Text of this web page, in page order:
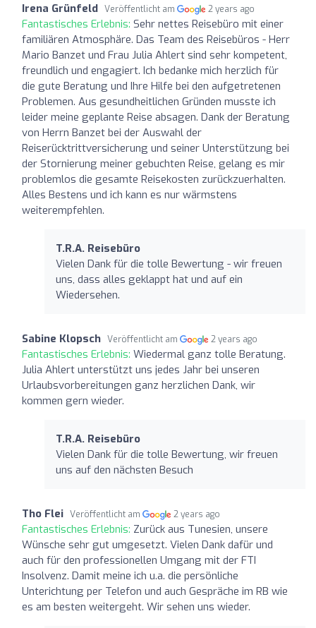
Irena Grünfeld Veröffentlicht am 2 years ago
Fantastisches Erlebnis: Sehr nettes Reisebüro mit einer
familiären Atmosphäre. Das Team des Reisebüros - Herr
Mario Banzet und Frau Julia Ahlert sind sehr kompetent,
freundlich und engagiert. Ich bedanke mich herzlich für
die gute Beratung und Ihre Hilfe bei den aufgetretenen
Problemen. Aus gesundheitlichen Gründen musste ich
leider meine geplante Reise absagen. Dank der Beratung
von Herrn Banzet bei der Auswahl der
Reiserücktrittversicherung und seiner Unterstützung bei
der Stornierung meiner gebuchten Reise, gelang es mir
problemlos die gesamte Reisekosten zurückzuerhalten.
Alles Bestens und ich kann es nur wärmstens
weiterempfehlen.
T.R.A. Reisebüro
Vielen Dank für die tolle Bewertung - wir freuen
uns, dass alles geklappt hat und auf ein
Wiedersehen.
Sabine Klopsch Veröffentlicht am 2 years ago
Fantastisches Erlebnis: Wiedermal ganz tolle Beratung.
Julia Ahlert unterstützt uns jedes Jahr bei unseren
Urlaubsvorbereitungen ganz herzlichen Dank, wir
kommen gern wieder.
T.R.A. Reisebüro
Vielen Dank für die tolle Bewertung, wir freuen
uns auf den nächsten Besuch
Tho Flei Veröffentlicht am 2 years ago
Fantastisches Erlebnis: Zurück aus Tunesien, unsere
Wünsche sehr gut umgesetzt. Vielen Dank dafür und
auch für den professionellen Umgang mit der FTI
Insolvenz. Damit meine ich u.a. die persönliche
Unterichtung per Telefon und auch Gespräche im RB wie
es am besten weitergeht. Wir sehen uns wieder.